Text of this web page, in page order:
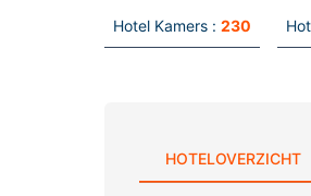
Hotel Kamers : 230
HOTELOVERZICHT